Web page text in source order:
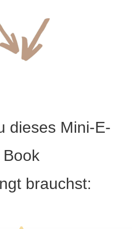
dieses Mini-E-
Book
brauchst: